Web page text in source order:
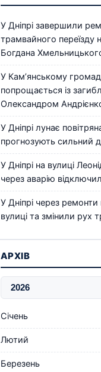
У Дніпрі завершили
трамвайного переїзду
Богдана
У Кам’янському
попрощається із
Олександром
У Дніпрі лунає
прогнозують сильний
У Дніпрі на вулиці
через аварію
У Дніпрі через
вулиці та змінили рух
АРХІВ
Січень
Лютий
Березень